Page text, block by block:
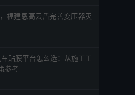
福建恩高云盾完善变压器灭
贴膜平台怎么选：从施工工
参考